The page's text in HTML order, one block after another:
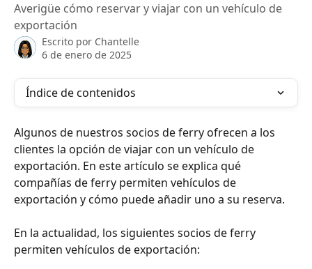
Averigüe cómo reservar y viajar con un vehículo de
exportación
Escrito por Chantelle
6 de enero de 2025
Índice de contenidos
Algunos de nuestros socios de ferry ofrecen a los
clientes la opción de viajar con un vehículo de
exportación. En este artículo se explica qué
compañías de ferry permiten vehículos de
exportación y cómo puede añadir uno a su reserva.
En la actualidad, los siguientes socios de ferry
permiten vehículos de exportación: